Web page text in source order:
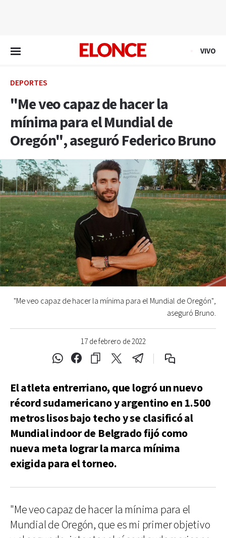
VIVO
DEPORTES
"Me veo capaz de hacer la
mínima para el Mundial de
Oregón", aseguró Federico Bruno
17 de febrero de 2022
"Me veo capaz de hacer la mínima para el Mundial de Oregón",
aseguró Bruno.
El atleta entrerriano, que logró un nuevo
récord sudamericano y argentino en 1.500
metros lisos bajo techo y se clasificó al
Mundial indoor de Belgrado fijó como
nueva meta lograr la marca mínima
exigida para el torneo.
"Me veo capaz de hacer la mínima para el
Mundial de Oregón, que es mi primer objetivo